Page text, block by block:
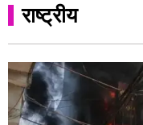
राष्ट्रीय